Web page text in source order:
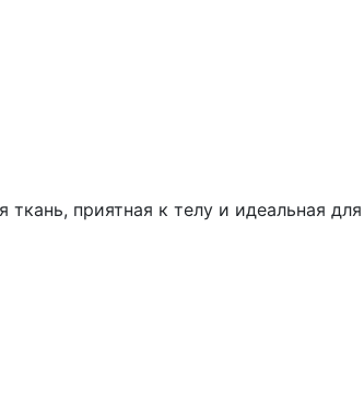
приятная к телу и идеальная для